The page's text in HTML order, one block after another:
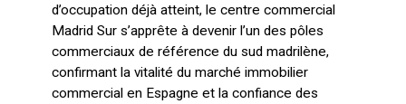
d’occupation déjà atteint, le centre commercial
Madrid Sur s’apprête à devenir l’un des pôles
commerciaux de référence du sud madrilène,
confirmant la vitalité du marché immobilier
commercial en Espagne et la confiance des